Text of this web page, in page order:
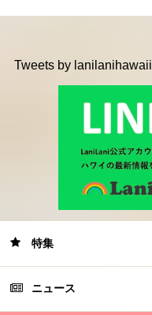
Tweets by lanilanihawaii
特集
ニュース